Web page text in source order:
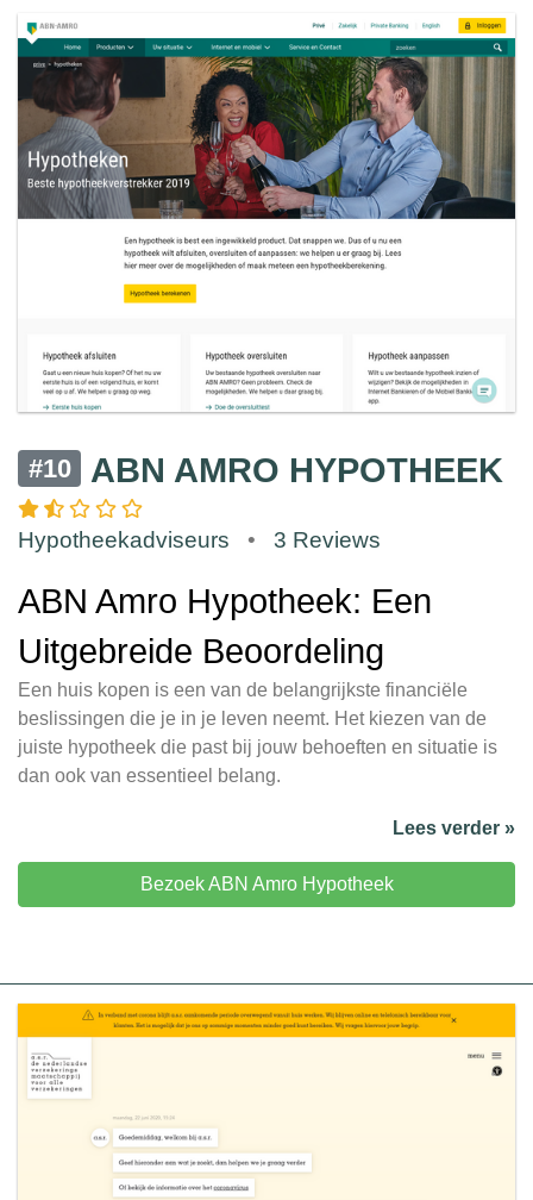
#10 ABN AMRO HYPOTHEEK
Hypotheekadviseurs • 3 Reviews
ABN Amro Hypotheek: Een
Uitgebreide Beoordeling
Een huis kopen is een van de belangrijkste financiële
beslissingen die je in je leven neemt. Het kiezen van de
juiste hypotheek die past bij jouw behoeften en situatie is
dan ook van essentieel belang.
Lees verder »
Bezoek ABN Amro Hypotheek